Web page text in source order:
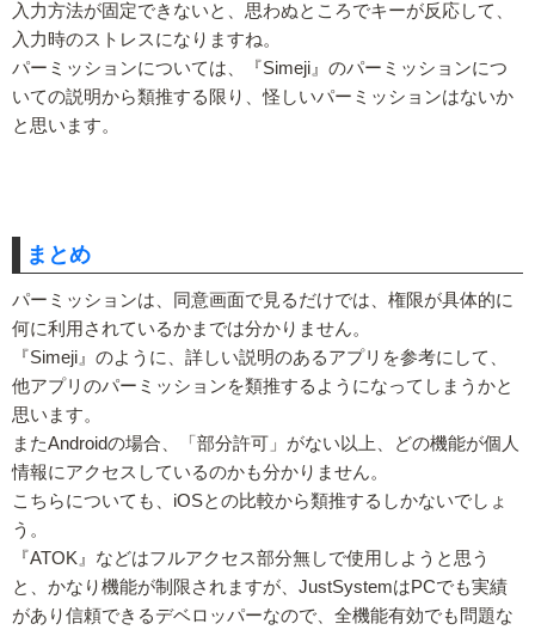
入力方法が固定できないと、思わぬところでキーが反応して、
入力時のストレスになりますね。
パーミッションについては、『Simeji』のパーミッションにつ
いての説明から類推する限り、怪しいパーミッションはないか
と思います。
まとめ
パーミッションは、同意画面で見るだけでは、権限が具体的に
何に利用されているかまでは分かりません。
『Simeji』のように、詳しい説明のあるアプリを参考にして、
他アプリのパーミッションを類推するようになってしまうかと
思います。
またAndroidの場合、「部分許可」がない以上、どの機能が個人
情報にアクセスしているのかも分かりません。
こちらについても、iOSとの比較から類推するしかないでしょ
う。
『ATOK』などはフルアクセス部分無しで使用しようと思う
と、かなり機能が制限されますが、JustSystemはPCでも実績
があり信頼できるデベロッパーなので、全機能有効でも問題な